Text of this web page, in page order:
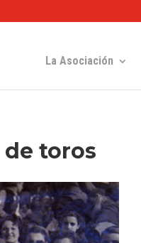
La Asociación
de toros